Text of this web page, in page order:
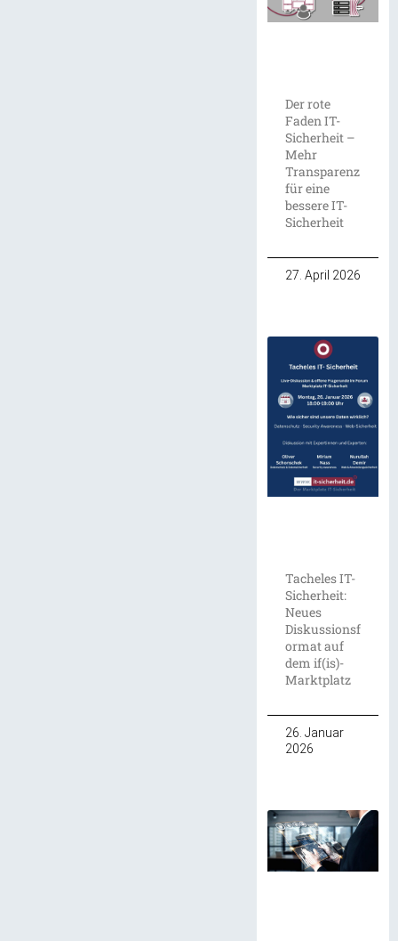
Der rote
Faden IT-
Sicherheit –
Mehr
Transparenz
für eine
bessere IT-
Sicherheit
27. April 2026
Tacheles IT-
Sicherheit:
Neues
Diskussionsf
ormat auf
dem if(is)-
Marktplatz
26. Januar
2026